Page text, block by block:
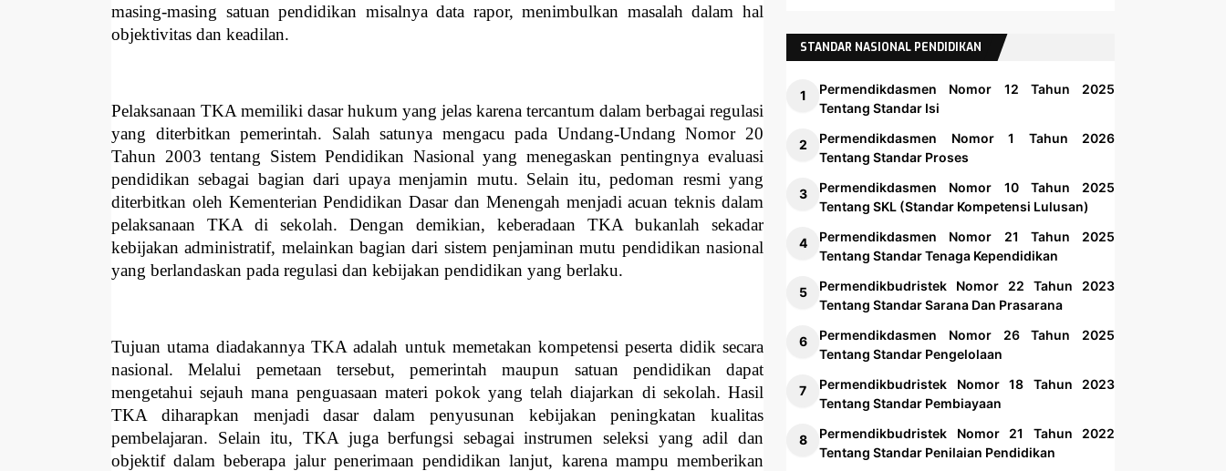
masing-masing satuan pendidikan misalnya data rapor, menimbulkan masalah dalam hal
objektivitas dan keadilan.
Pelaksanaan TKA memiliki dasar hukum yang jelas karena tercantum dalam berbagai regulasi
yang diterbitkan pemerintah. Salah satunya mengacu pada Undang-Undang Nomor 20
Tahun 2003 tentang Sistem Pendidikan Nasional yang menegaskan pentingnya evaluasi
pendidikan sebagai bagian dari upaya menjamin mutu. Selain itu, pedoman resmi yang
diterbitkan oleh Kementerian Pendidikan Dasar dan Menengah menjadi acuan teknis dalam
pelaksanaan TKA di sekolah. Dengan demikian, keberadaan TKA bukanlah sekadar
kebijakan administratif, melainkan bagian dari sistem penjaminan mutu pendidikan nasional
yang berlandaskan pada regulasi dan kebijakan pendidikan yang berlaku.
Tujuan utama diadakannya TKA adalah untuk memetakan kompetensi peserta didik secara
nasional. Melalui pemetaan tersebut, pemerintah maupun satuan pendidikan dapat
mengetahui sejauh mana penguasaan materi pokok yang telah diajarkan di sekolah. Hasil
TKA diharapkan menjadi dasar dalam penyusunan kebijakan peningkatan kualitas
pembelajaran. Selain itu, TKA juga berfungsi sebagai instrumen seleksi yang adil dan
objektif dalam beberapa jalur penerimaan pendidikan lanjut, karena mampu memberikan
STANDAR NASIONAL PENDIDIKAN
Permendikdasmen Nomor 12 Tahun 2025
Tentang Standar Isi
Permendikdasmen Nomor 1 Tahun 2026
Tentang Standar Proses
Permendikdasmen Nomor 10 Tahun 2025
Tentang SKL (Standar Kompetensi Lulusan)
Permendikdasmen Nomor 21 Tahun 2025
Tentang Standar Tenaga Kependidikan
Permendikbudristek Nomor 22 Tahun 2023
Tentang Standar Sarana Dan Prasarana
Permendikdasmen Nomor 26 Tahun 2025
Tentang Standar Pengelolaan
Permendikbudristek Nomor 18 Tahun 2023
Tentang Standar Pembiayaan
Permendikbudristek Nomor 21 Tahun 2022
Tentang Standar Penilaian Pendidikan